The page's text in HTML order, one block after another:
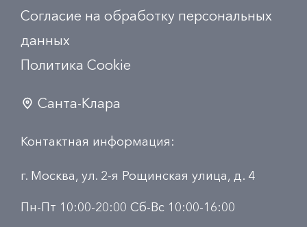
Согласие на обработку персональных
данных
Политика Сookie
Санта-Клара
Контактная информация:
г. Москва, ул. 2-я Рощинская улица, д. 4
Пн-Пт 10:00-20:00 Сб-Вс 10:00-16:00